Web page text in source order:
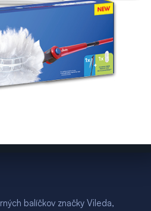
balíčkov značky Vileda,